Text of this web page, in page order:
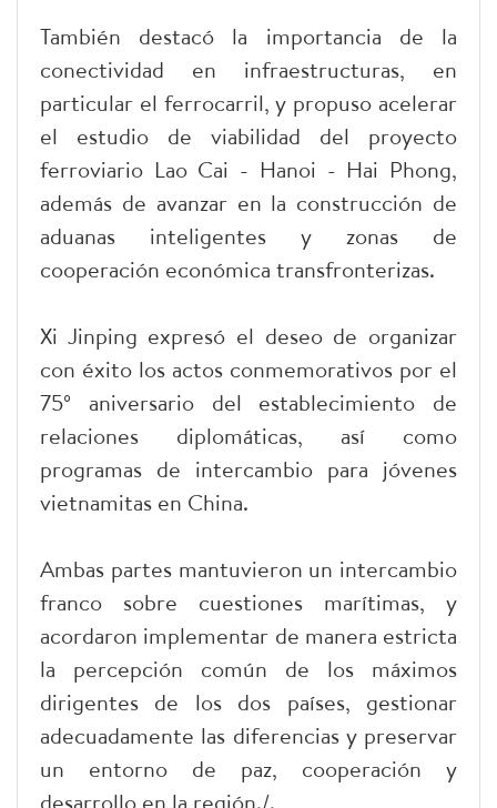
También destacó la importancia de la
conectividad en infraestructuras, en
particular el ferrocarril, y propuso acelerar
el estudio de viabilidad del proyecto
ferroviario Lao Cai - Hanoi - Hai Phong,
además de avanzar en la construcción de
aduanas inteligentes y zonas de
cooperación económica transfronterizas.
Xi Jinping expresó el deseo de organizar
con éxito los actos conmemorativos por el
75º aniversario del establecimiento de
relaciones diplomáticas, así como
programas de intercambio para jóvenes
vietnamitas en China.
Ambas partes mantuvieron un intercambio
franco sobre cuestiones marítimas, y
acordaron implementar de manera estricta
la percepción común de los máximos
dirigentes de los dos países, gestionar
adecuadamente las diferencias y preservar
un entorno de paz, cooperación y